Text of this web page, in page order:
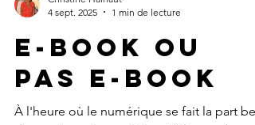
4 sept. 2025
1 min de lecture